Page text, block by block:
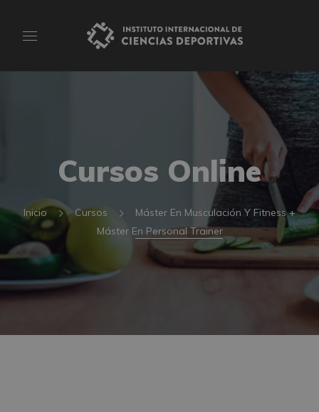
Cursos Online
Inicio Cursos
Máster En Musculación Y Fitness +
Máster En Personal Trainer